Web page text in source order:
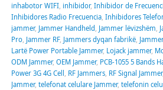
inhabotor WIFI, inhibidor, Inhibidor de
Inhibidores Radio Frecuencia, Inhibidores
jammer, Jammer Handheld Jammer lëvizshëm
Pro, Jammer RF, Jammers dyqan fabrikë,
Lartë Power Portable Jammer, Lojack jammer,
ODM Jammer, OEM Jammer, PCB-1055 5 Bands
Power 3G 4G Cell RF Jammers, RF Signal Jammer,
Jammer, telefonat celulare Jammer, telefonin